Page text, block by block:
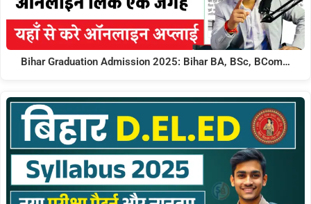
Bihar Graduation Admission 2025: Bihar BA, BSc, BCom…